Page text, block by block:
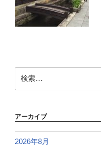
索:
アーカイブ
2026年8月